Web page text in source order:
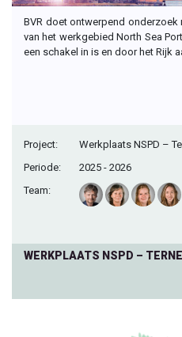
BVR doet ontwerpend onderzoek
van het werkgebied North Sea
een schakel in is en door het Rijk
Project:
Werkplaats NSPD –
Periode:
2025 - 2026
Team:
WERKPLAATS NSPD –